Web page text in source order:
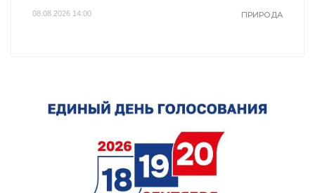
08.08.2026 14:00 ПРИРОДА